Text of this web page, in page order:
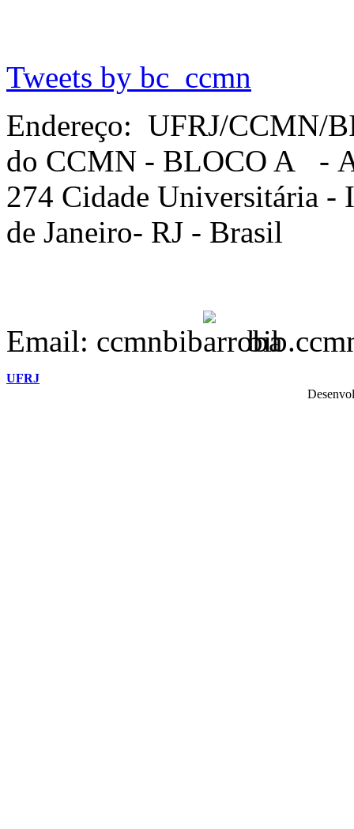
Tweets by bc_ccmn
Endereço: UFRJ/CCMN/
do CCMN - BLOCO A -
274 Cidade Universitária -
de Janeiro- RJ - Brasil
Email: ccmnbib
UFRJ